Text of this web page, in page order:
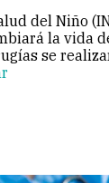
del Niño
la vida
se